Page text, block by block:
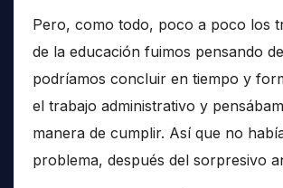
Pero, como todo, poco a poco los
de la educación fuimos pensando
podríamos concluir en tiempo y
el trabajo administrativo y
manera de cumplir. Así que no
problema, después del sorpresivo